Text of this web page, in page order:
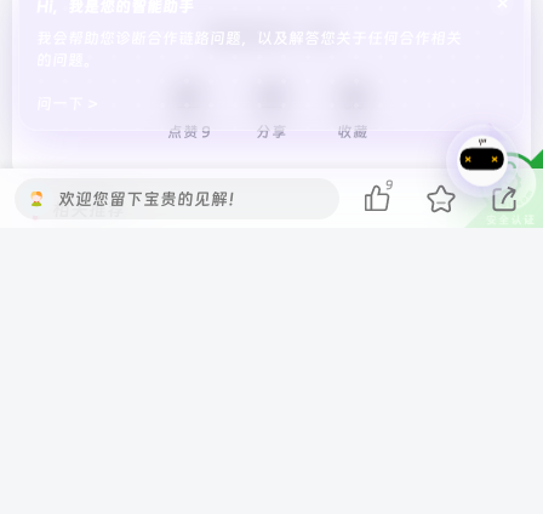
喜欢就支持一下吧
点赞 9 分享 收藏
相关推荐
欢迎您留下宝贵的见解！
9
我会帮助您诊断合作链路问题，以及解答您关于任何合作相关